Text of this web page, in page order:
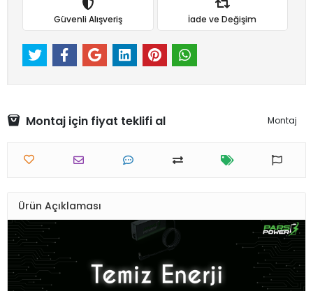
Güvenli Alışveriş İade ve Değişim
Montaj için fiyat teklifi al Montaj
Ürün Açıklaması